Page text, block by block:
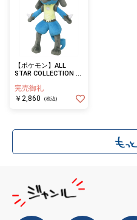
【ポケモン】ALL
STAR COLLECTION ル
完売御礼
￥2,860
(税込)